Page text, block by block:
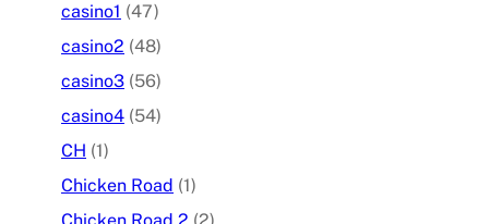
casino1 (47)
casino2 (48)
casino3 (56)
casino4 (54)
CH (1)
Chicken Road (1)